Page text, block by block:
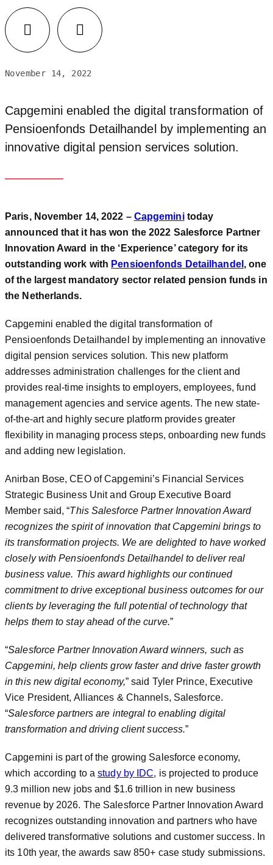
November 14, 2022
Capgemini enabled the digital transformation of
Pensioenfonds Detailhandel by implementing an
innovative digital pension services solution.
Paris, November 14, 2022 – Capgeminitoday
announced that it has won the 2022 Salesforce Partner
Innovation Award in the ‘Experience’ category for its
outstanding work with Pensioenfonds Detailhandel , one
of the largest mandatory sector related pension funds in
the Netherlands.
Capgemini enabled the digital transformation of
Pensioenfonds Detailhandel by implementing an innovative
digital pension services solution. This new platform
addresses administration challenges for the client and
provides real-time insights to employers, employees, fund
management agencies and service agents. The new state-
of-the-art and highly secure platform provides greater
flexibility in managing process steps, onboarding new funds
and adding new legislation.
Anirban Bose, CEO of Capgemini’s Financial Services
Strategic Business Unit and Group Executive Board
Member said, “This Salesforce Partner Innovation Award
recognizes the spirit of innovation that Capgemini brings to
its transformation projects. We are delighted to have worked
closely with Pensioenfonds Detailhandel to deliver real
business value. This award highlights our continued
commitment to drive exceptional business outcomes for our
clients by leveraging the full potential of technology that
helps them to stay ahead of the curve.”
“Salesforce Partner Innovation Award winners, such as
Capgemini, help clients grow faster and drive faster growth
in this new digital economy,” said Tyler Prince, Executive
Vice President, Alliances & Channels, Salesforce.
“Salesforce partners are integral to enabling digital
transformation and driving client success.”
Capgemini is part of the growing Salesforce economy,
which according to astudy by IDC, is projected to produce
9.3 million new jobs and $1.6 trillion in new business
revenue by 2026. The Salesforce Partner Innovation Award
recognizes outstanding innovation and partners who have
delivered transformative solutions and customer success. In
its 10th year, the awards saw 850+ case study submissions.